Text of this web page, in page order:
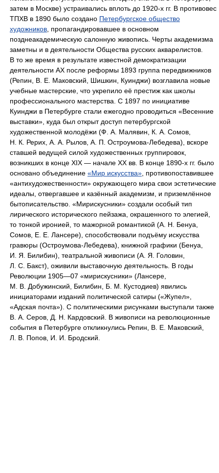
затем в Москве) устраивались вплоть до 1920-х гг. В противовес
ТПХВ в 1890 было создано Петербургское общество
художников , пропагандировавшее в основном
позднеакадемическую салонную живопись. Черты академизма
заметны и в деятельности Общества русских акварелистов.
В то же время в результате известной демократизации
деятельности АХ после реформы 1893 группа передвижников
(Репин, В. Е. Маковский, Шишкин, Куинджи) возглавила новые
учебные мастерские, что укрепило её престиж как школы
профессионального мастерства. С 1897 по инициативе
Куинджи в Петербурге стали ежегодно проводиться «Весенние
выставки», куда был открыт доступ петербургской
художественной молодёжи (Ф. А. Малявин, К. А. Сомов,
Н. К. Рерих, А. А. Рылов, А. П. Остроумова-Лебедева), вскоре
ставшей ведущей силой художественных группировок,
возникших в конце XIX — начале XX вв. В конце 1890-х гг. было
основано объединение «Мир искусства» , противопоставившее
«антихудожественности» окружающего мира свои эстетические
идеалы, отвергавшее и казённый академизм, и приземлённое
бытописательство. «Мирискусники» создали особый тип
лирического исторического пейзажа, окрашенного то элегией,
то тонкой иронией, то мажорной романтикой (А. Н. Бенуа,
Сомов, Е. Е. Лансере), способствовали подъёму искусства
гравюры (Остроумова-Лебедева), книжной графики (Бенуа,
И. Я. Билибин), театральной живописи (А. Я. Головин,
Л. С. Бакст), оживили выставочную деятельность. В годы
Революции 1905—07 «мирискусники» (Лансере,
М. В. Добужинский, Билибин, Б. М. Кустодиев) явились
инициаторами изданий политической сатиры («Жупел»,
«Адская почта»). С политическими рисунками выступали также
В. А. Серов, Д. Н. Кардовский. В живописи на революционные
события в Петербурге откликнулись Репин, В. Е. Маковский,
Л. В. Попов, И. И. Бродский.